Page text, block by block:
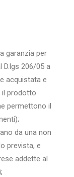
garanzia per
206/05 a
acquistata e
il prodotto
permettono il
da una non
prevista, e
addette al